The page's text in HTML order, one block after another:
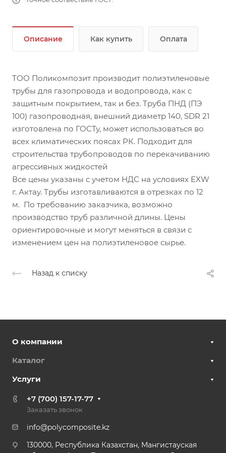
Описание Как купить Оплата
ТОО Поликомпозит производит полиэтиленовые
трубы для газопровода и водопровода, как с
защитным покрытием, так и без. Труба ПНД (ПЭ
100) газопроводная, внешний диаметр 140, SDR 21
изготовлена по ГОСТу, может использоваться во
всех климатических поясах РК. Подходит для
строительства трубопроводов по перекачиванию
агрессивных жидкостей
Все цены указаны с учетом НДС на условиях EXW
г. Актау. Трубы изготавливаются в отрезках по 12
м. По требованию заказчика, возможно
производство труб различной длины. Цены
ориентировочные и могут меняться в связи с
изменением цен на полиэтиленовое сырье.
Назад к списку
О компании
Каталог
Услуги
+7 (700) 157-17-77
Заказать звонок
info@polycomposite.kz
130000, Республика Казахстан, Мангистауская